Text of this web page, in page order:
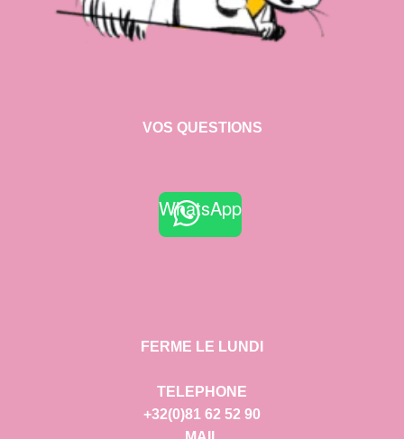
VOS QUESTIONS
WhatsApp
FERME LE LUNDI
TELEPHONE
+32(0)81 62 52 90